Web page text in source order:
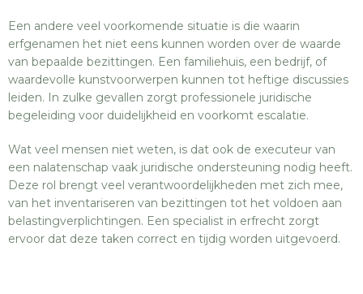
Een andere veel voorkomende situatie is die waarin
erfgenamen het niet eens kunnen worden over de waarde
van bepaalde bezittingen. Een familiehuis, een bedrijf, of
waardevolle kunstvoorwerpen kunnen tot heftige discussies
leiden. In zulke gevallen zorgt professionele juridische
begeleiding voor duidelijkheid en voorkomt escalatie.
Wat veel mensen niet weten, is dat ook de executeur van
een nalatenschap vaak juridische ondersteuning nodig heeft.
Deze rol brengt veel verantwoordelijkheden met zich mee,
van het inventariseren van bezittingen tot het voldoen aan
belastingverplichtingen. Een specialist in erfrecht zorgt
ervoor dat deze taken correct en tijdig worden uitgevoerd.